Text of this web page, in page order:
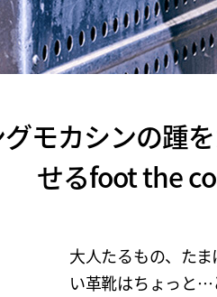
グモカシンの踵
せるfoot the
大人たるもの、た
い革靴はちょっと…